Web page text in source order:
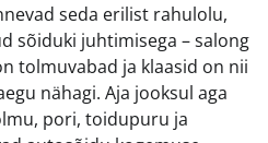
seda erilist rahulolu,
sõiduki juhtimisega – salong
tolmuvabad ja klaasid on nii
nähagi. Aja jooksul aga
pori, toidupuru ja